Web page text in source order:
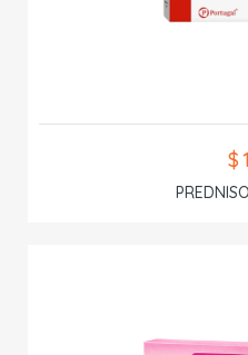
$